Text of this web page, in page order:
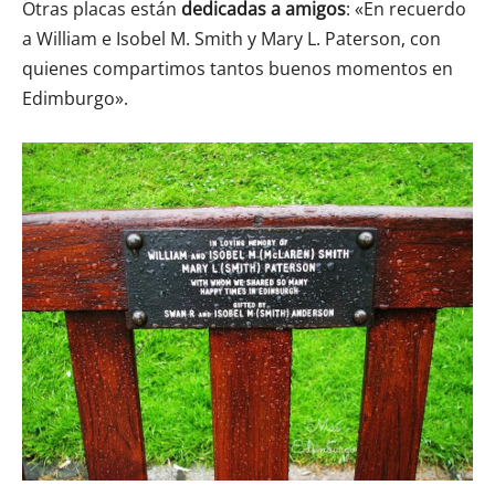
Otras placas están dedicadas a amigos: «En recuerdo
a William e Isobel M. Smith y Mary L. Paterson, con
quienes compartimos tantos buenos momentos en
Edimburgo».